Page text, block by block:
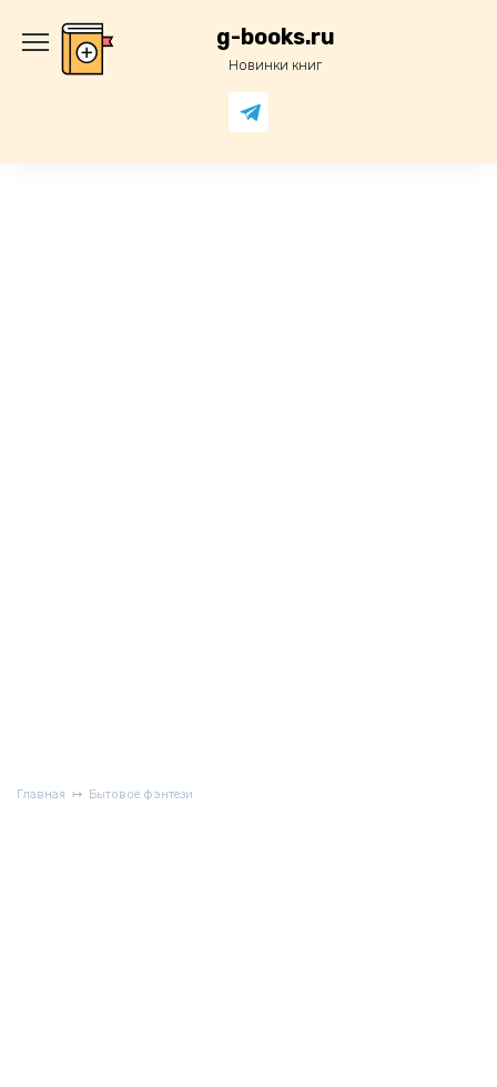
содержанию
g-books.ru
Новинки книг
Главная Бытовое фэнтези